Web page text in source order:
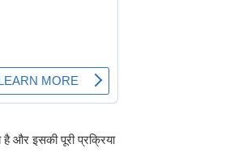
और इसकी पूरी प्रक्रिया